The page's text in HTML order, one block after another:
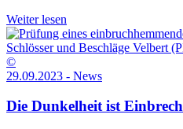
Weiter lesen
©
29.09.2023 - News
Die Dunkelheit ist